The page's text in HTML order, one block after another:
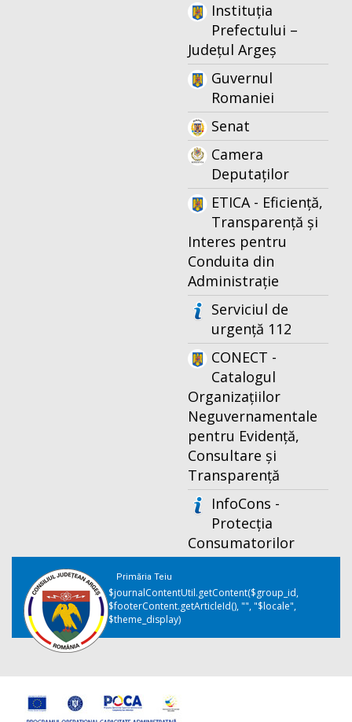
Instituția
Prefectului –
Județul Argeș
Guvernul
Romaniei
Senat
Camera
Deputaților
ETICA - Eficiență,
Transparență și
Interes pentru
Conduita din
Administrație
Serviciul de
urgență 112
CONECT -
Catalogul
Organizațiilor
Neguvernamentale
pentru Evidență,
Consultare și
Transparență
InfoCons -
Protecția
Consumatorilor
Primăria Teiu
$journalContentUtil.getContent($group_id,
$footerContent.getArticleId(), "", "$locale",
$theme_display)